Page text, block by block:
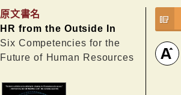
原文書名
HR from the Outside In
Six Competencies for the
Future of Human Resources